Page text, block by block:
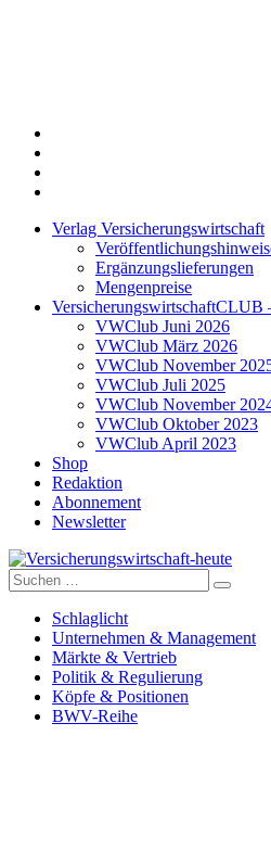
Verlag Versicherungswirtschaft
Ergänzungslieferungen
Mengenpreise
VersicherungswirtschaftCLUB
VWClub Juni 2026
VWClub März 2026
VWClub November
VWClub Juli 2025
VWClub November
VWClub Oktober 2023
VWClub April 2023
Shop
Redaktion
Abonnement
Newsletter
Versicherungswirtschaft-heute
Suche
nach:
Schlaglicht
Unternehmen & Management
Märkte & Vertrieb
Politik & Regulierung
Köpfe & Positionen
BWV-Reihe